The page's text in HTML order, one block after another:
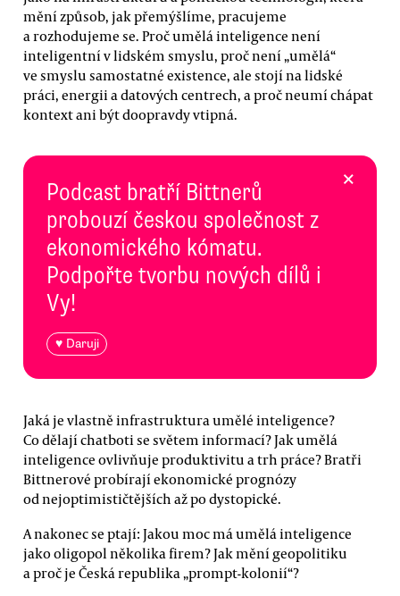
mění způsob, jak přemýšlíme, pracujeme
a rozhodujeme se. Proč umělá inteligence není
inteligentní v lidském smyslu, proč není „umělá“
ve smyslu samostatné existence, ale stojí na lidské
práci, energii a datových centrech, a proč neumí chápat
kontext ani být doopravdy vtipná.
Podcast bratří Bittnerů
probouzí českou společnost z
ekonomického kómatu.
Podpořte tvorbu nových dílů i
Vy!
♥ Daruji
×
Jaká je vlastně infrastruktura umělé inteligence?
Co dělají chatboti se světem informací? Jak umělá
inteligence ovlivňuje produktivitu a trh práce? Bratři
Bittnerové probírají ekonomické prognózy
od nejoptimističtějších až po dystopické.
A nakonec se ptají: Jakou moc má umělá inteligence
jako oligopol několika firem? Jak mění geopolitiku
a proč je Česká republika „prompt-kolonií“?